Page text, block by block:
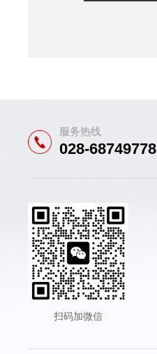
服务热线
028-68749778
扫码加微信